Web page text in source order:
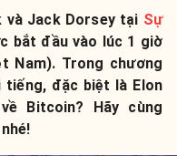
và Jack Dorsey tại Sự
bắt đầu vào lúc 1 giờ
Nam). Trong chương
tiếng, đặc biệt là Elon
Bitcoin? Hãy cùng